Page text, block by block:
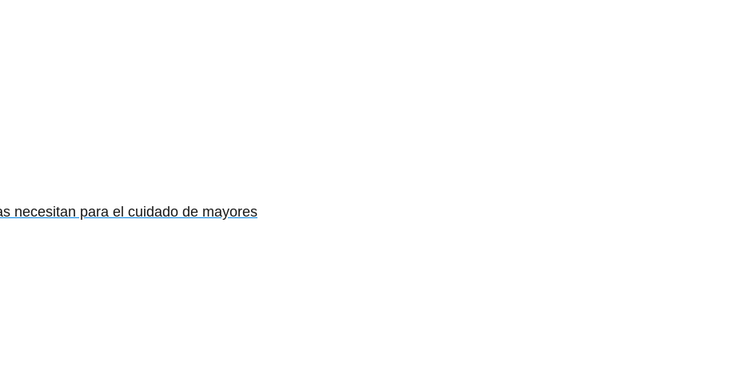
necesitan para el cuidado de mayores